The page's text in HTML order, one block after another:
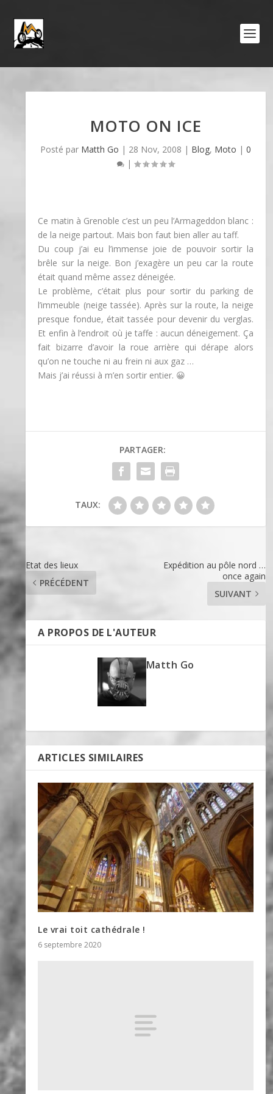
MOTO ON ICE
Posté par Matth Go | 28 Nov, 2008 | Blog, Moto | 0
|
Ce matin à Grenoble c’est un peu l’Armageddon blanc :
de la neige partout. Mais bon faut bien aller au taff.
Du coup j’ai eu l’immense joie de pouvoir sortir la
brêle sur la neige. Bon j’exagère un peu car la route
était quand même assez déneigée.
Le problème, c’était plus pour sortir du parking de
l’immeuble (neige tassée). Après sur la route, la neige
presque fondue, était tassée pour devenir du verglas.
Et enfin à l’endroit où je taffe : aucun déneigement. Ça
fait bizarre d’avoir la roue arrière qui dérape alors
qu’on ne touche ni au frein ni aux gaz …
Mais j’ai réussi à m’en sortir entier. 😀
PARTAGER:
TAUX:
Etat des lieux
PRÉCÉDENT
Expédition au pôle nord …
once again
SUIVANT
A PROPOS DE L'AUTEUR
Matth Go
ARTICLES SIMILAIRES
Le vrai toit cathédrale !
6 septembre 2020